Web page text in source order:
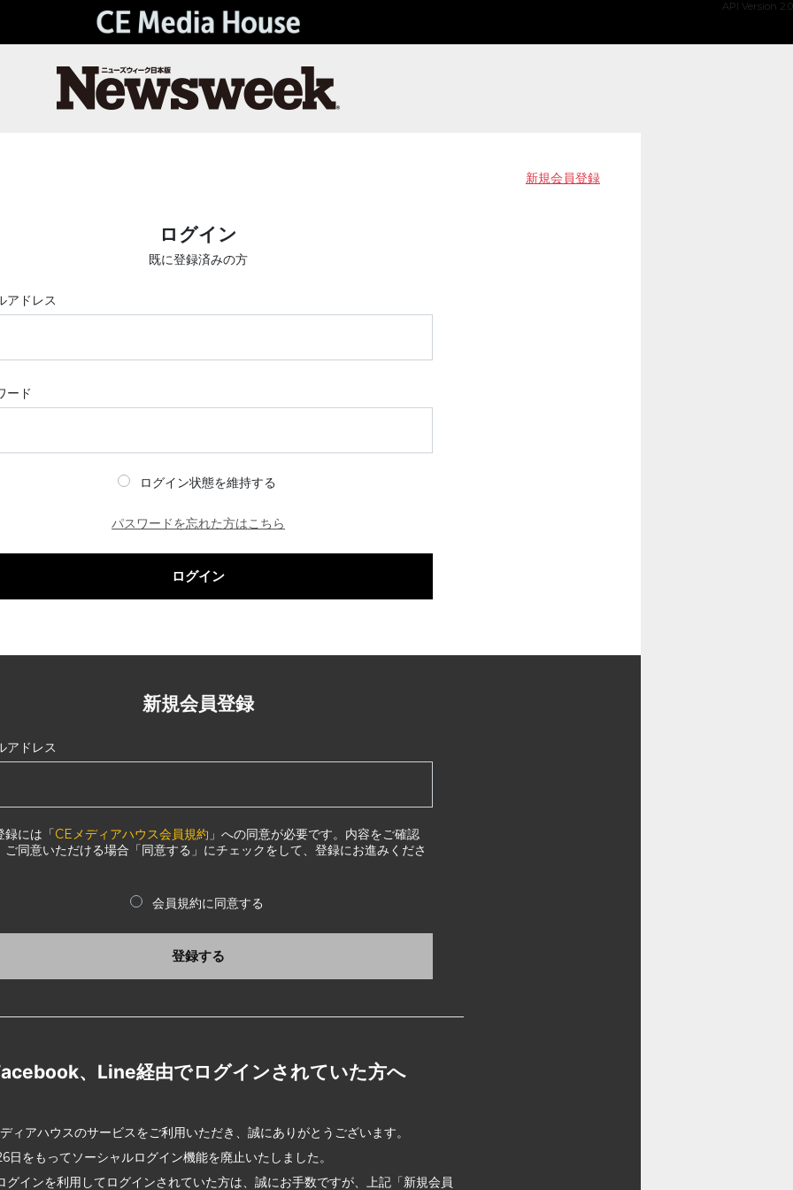
API Version 2.0
新規会員登録
ログイン
既に登録済みの方
アドレス
ード
ログイン状態を維持する
パスワードを忘れた方はこちら
ログイン
新規会員登録
アドレス
録には「CEメディアハウス会員規約 」への同意が必要です。内容をご確認
ご同意いただける場合「同意する」にチェックをして、登録にお進みくださ
会員規約に同意する
登録する
、Line経由でログインされていた方へ
ィアハウスのサービスをご利用いただき、誠にありがとうございます。
日をもってソーシャルログイン機能を廃止いたしました。
グインを利用してログインされていた方は、誠にお手数ですが、上記「新規会員